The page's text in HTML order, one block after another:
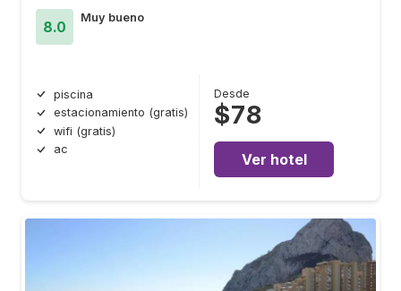
8.0
Muy bueno
piscina
estacionamiento (gratis)
wifi (gratis)
ac
Desde
$78
Ver hotel